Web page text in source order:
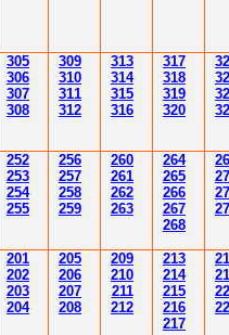
305
306
307
308
309
310
311
312
313
314
315
316
317
318
319
320
3
3
3
3
252
253
254
255
256
257
258
259
260
261
262
263
264
265
266
267
268
26
2
2
2
201
202
203
204
205
206
207
208
209
210
211
212
213
214
215
216
217